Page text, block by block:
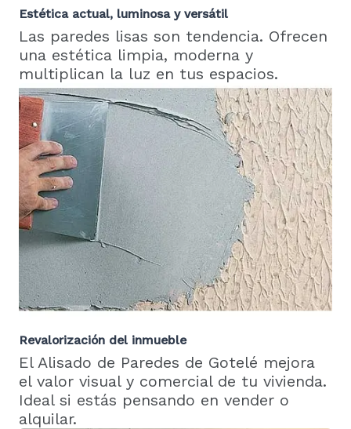
Estética actual, luminosa y versátil
Las paredes lisas son tendencia. Ofrecen
una estética limpia, moderna y
multiplican la luz en tus espacios.
Revalorización del inmueble
El Alisado de Paredes de Gotelé mejora
el valor visual y comercial de tu vivienda.
Ideal si estás pensando en vender o
alquilar.